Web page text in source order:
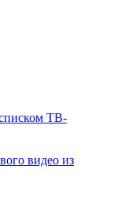
ТВ-
видео из